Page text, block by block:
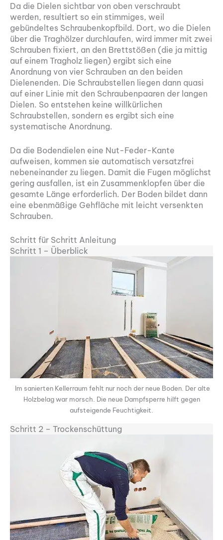
Da die Dielen sichtbar von oben verschraubt
werden, resultiert so ein stimmiges, weil
gebündeltes Schraubenkopfbild. Dort, wo die Dielen
über die Traghölzer durchlaufen, wird immer mit zwei
Schrauben fixiert, an den Brettstößen (die ja mittig
auf einem Tragholz liegen) ergibt sich eine
Anordnung von vier Schrauben an den beiden
Dielenenden. Die Schraubstellen liegen dann quasi
auf einer Linie mit den Schraubenpaaren der langen
Dielen. So entstehen keine willkürlichen
Schraubstellen, sondern es ergibt sich eine
systematische Anordnung.
Da die Bodendielen eine Nut-Feder-Kante
aufweisen, kommen sie automatisch versatzfrei
nebeneinander zu liegen. Damit die Fugen möglichst
gering ausfallen, ist ein Zusammenklopfen über die
gesamte Länge erforderlich. Der Boden bildet dann
eine ebenmäßige Gehfläche mit leicht versenkten
Schrauben.
Schritt für Schritt Anleitung
Schritt 1 – Überblick
Im sanierten Kellerraum fehlt nur noch der neue Boden. Der alte
Holzbelag war morsch. Die neue Dampfsperre hilft gegen
aufsteigende Feuchtigkeit.
Schritt 2 – Trockenschüttung